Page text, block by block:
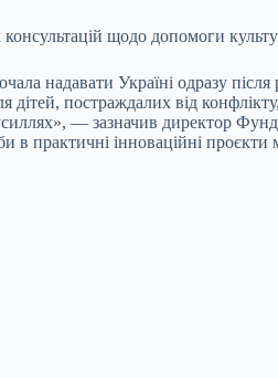
щодо допомоги
надавати Україні одразу після
дітей, постраждалих від
— зазначив директор
в практичні інноваційні